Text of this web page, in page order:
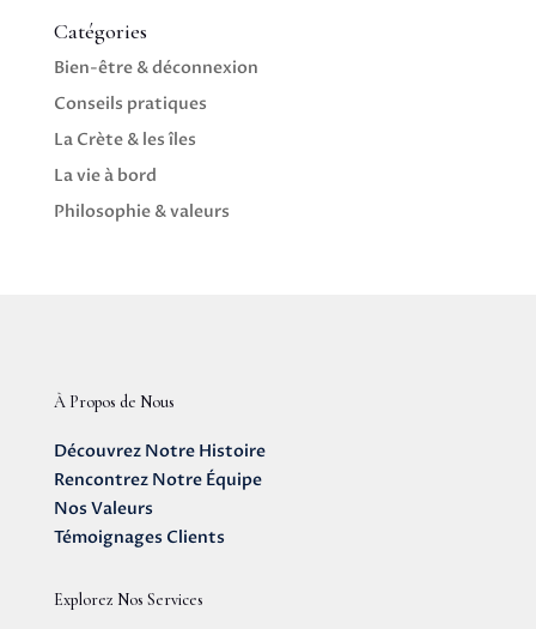
Catégories
Bien-être & déconnexion
Conseils pratiques
La Crète & les îles
La vie à bord
Philosophie & valeurs
À Propos de Nous
Découvrez Notre Histoire
Rencontrez Notre Équipe
Nos Valeurs
Témoignages Clients
Explorez Nos Services